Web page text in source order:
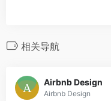
相关导航
Airbnb Design
Airbnb Design